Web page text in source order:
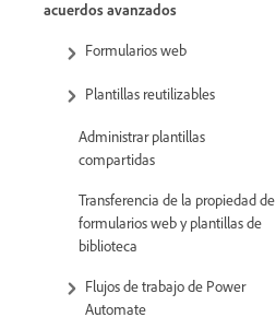
acuerdos avanzados
Formularios web
Plantillas reutilizables
Administrar plantillas
compartidas
Transferencia de la propiedad de
formularios web y plantillas de
biblioteca
Flujos de trabajo de Power
Automate